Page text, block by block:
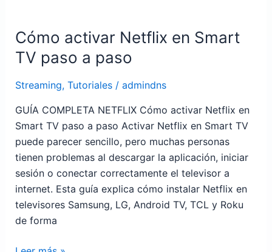
Cómo activar Netflix en Smart
TV paso a paso
Streaming, Tutoriales/ admindns
GUÍA COMPLETA NETFLIX Cómo activar Netflix en
Smart TV paso a paso Activar Netflix en Smart TV
puede parecer sencillo, pero muchas personas
tienen problemas al descargar la aplicación, iniciar
sesión o conectar correctamente el televisor a
internet. Esta guía explica cómo instalar Netflix en
televisores Samsung, LG, Android TV, TCL y Roku
de forma
Netflix
en
Smart
TV
a
paso